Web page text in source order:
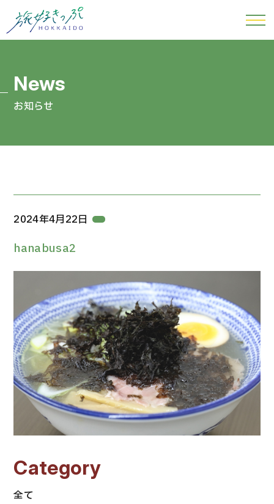
お知らせ
2024年4月22日
hanabusa2
Category
全て